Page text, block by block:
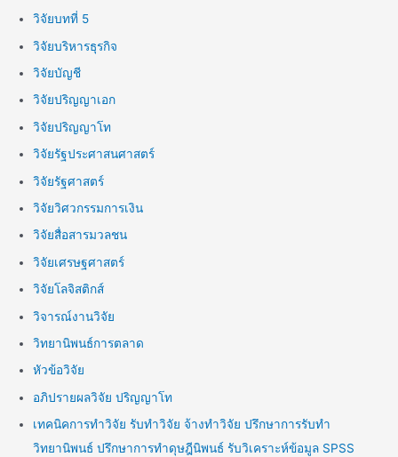
วิจัยบทที่ 5
วิจัยบริหารธุรกิจ
วิจัยบัญชี
วิจัยปริญญาเอก
วิจัยปริญญาโท
วิจัยรัฐประศาสนศาสตร์
วิจัยรัฐศาสตร์
วิจัยวิศวกรรมการเงิน
วิจัยสื่อสารมวลชน
วิจัยเศรษฐศาสตร์
วิจัยโลจิสติกส์
วิจารณ์งานวิจัย
วิทยานิพนธ์การตลาด
หัวข้อวิจัย
อภิปรายผลวิจัย ปริญญาโท
เทคนิคการทำวิจัย รับทำวิจัย จ้างทำวิจัย ปรึกษาการรับทำ
วิทยานิพนธ์ ปรึกษาการทำดุษฎีนิพนธ์ รับวิเคราะห์ข้อมูล SPSS